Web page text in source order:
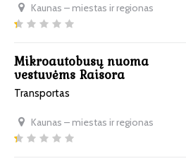
Kaunas – miestas ir regionas
Mikroautobusų nuoma
vestuvėms Raisora
Transportas
Kaunas – miestas ir regionas